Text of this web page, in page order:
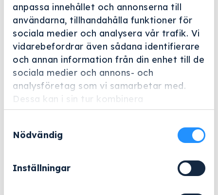
anpassa innehållet och annonserna till
användarna, tillhandahålla funktioner för
sociala medier och analysera vår trafik. Vi
vidarebefordrar även sådana identifierare
och annan information från din enhet till de
sociala medier och annons- och
analysföretag som vi samarbetar med.
Dessa kan i sin tur kombinera
informationen med annan information som
samlat in när du har använt deras tjänster.
Nödvändig
Inställningar
Helskärm
Miele Professional
E 124-06
Tillbehör för optimal placering av infusionsflaskor.
Ytmått 100 x 100 mm.
4 034kr